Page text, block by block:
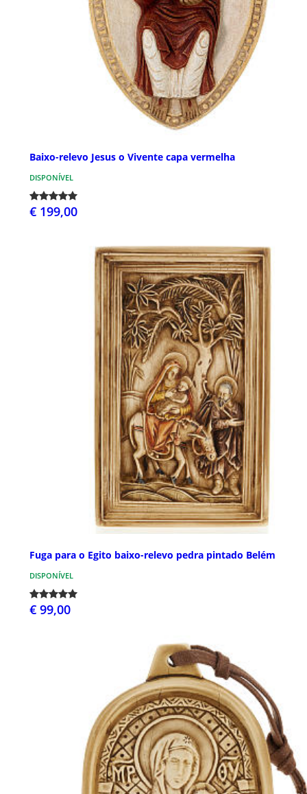
Baixo-relevo Jesus o Vivente capa vermelha
DISPONÍVEL
€ 199,00
Fuga para o Egito baixo-relevo pedra pintado Belém
DISPONÍVEL
€ 99,00